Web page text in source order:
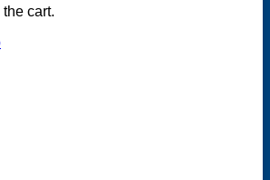
cart.